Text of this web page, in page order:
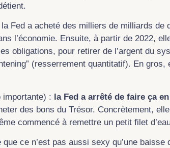
Fed a acheté des milliers de milliards de
l’économie. Ensuite, à partir de 2022,
obligations, pour retirer de l’argent du
(resserrement quantitatif). En gros,
importante) : la Fed a arrêté de faire ça
des bons du Trésor. Concrètement,
commencé à remettre un petit filet
que ce n’est pas aussi sexy qu’une